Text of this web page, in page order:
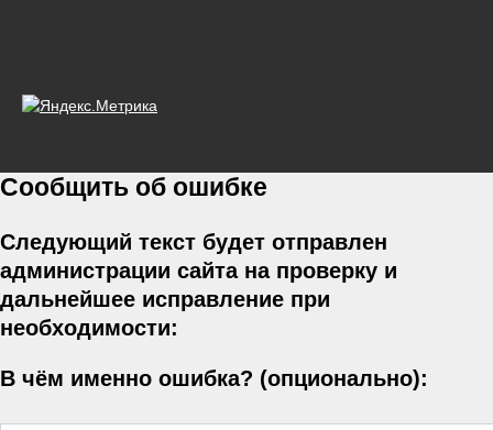
Сообщить об ошибке
Следующий текст будет отправлен
администрации сайта на проверку и
дальнейшее исправление при
необходимости:
В чём именно ошибка? (опционально):